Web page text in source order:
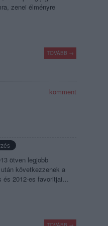
zenei élményre
TOVÁBB →
komment
ötven legjobb
következzenek a
és 2012-es favoritjai…